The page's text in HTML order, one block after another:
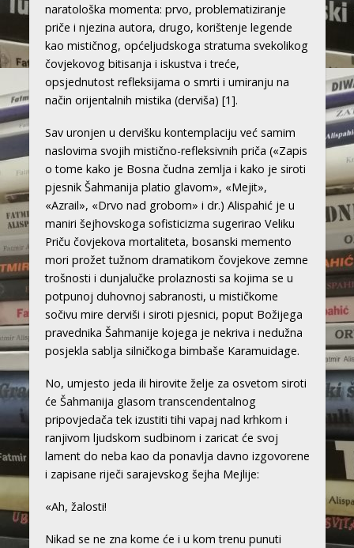
naratološka momenta: prvo, problematiziranje
priče i njezina autora, drugo, korištenje legende
kao mističnog, općeljudskoga stratuma svekolikog
čovjekovog bitisanja i iskustva i treće,
opsjednutost refleksijama o smrti i umiranju na
način orijentalnih mistika (derviša) [1].
Sav uronjen u dervišku kontemplaciju već samim
naslovima svojih mistično-refleksivnih priča («Zapis
o tome kako je Bosna čudna zemlja i kako je siroti
pjesnik Šahmanija platio glavom», «Mejit»,
«Azrail», «Drvo nad grobom» i dr.) Alispahić je u
maniri šejhovskoga sofisticizma sugerirao Veliku
Priču čovjekova mortaliteta, bosanski memento
mori prožet tužnom dramatikom čovjekove zemne
trošnosti i dunjalučke prolaznosti sa kojima se u
potpunoj duhovnoj sabranosti, u mističkome
sočivu mire derviši i siroti pjesnici, poput Božijega
pravednika Šahmanije kojega je nekriva i nedužna
posjekla sablja silničkoga bimbaše Karamuidage.
No, umjesto jeda ili hirovite želje za osvetom siroti
će Šahmanija glasom transcendentalnog
pripovjedača tek izustiti tihi vapaj nad krhkom i
ranjivom ljudskom sudbinom i zaricat će svoj
lament do neba kao da ponavlja davno izgovorene
i zapisane riječi sarajevskog šejha Mejlije:
«Ah, žalosti!
Nikad se ne zna kome će i u kom trenu punuti